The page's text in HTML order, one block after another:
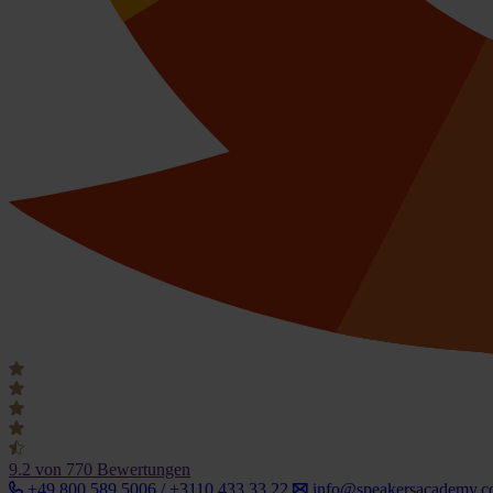
9.2 von 770 Bewertungen
+49 800 589 5006 / +3110 433 33 22